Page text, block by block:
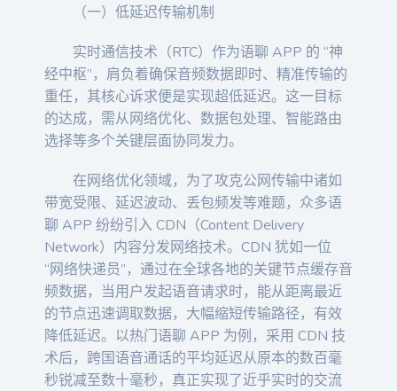
（一）低延迟传输机制
实时通信技术（RTC）作为语聊 APP 的 “神
经中枢”，肩负着确保音频数据即时、精准传输的
重任，其核心诉求便是实现超低延迟。这一目标
的达成，需从网络优化、数据包处理、智能路由
选择等多个关键层面协同发力。
在网络优化领域，为了攻克公网传输中诸如
带宽受限、延迟波动、丢包频发等难题，众多语
聊 APP 纷纷引入 CDN（Content Delivery
Network）内容分发网络技术。CDN 犹如一位
“网络快递员”，通过在全球各地的关键节点缓存音
频数据，当用户发起语音请求时，能从距离最近
的节点迅速调取数据，大幅缩短传输路径，有效
降低延迟。以热门语聊 APP 为例，采用 CDN 技
术后，跨国语音通话的平均延迟从原本的数百毫
秒锐减至数十毫秒，真正实现了近乎实时的交流